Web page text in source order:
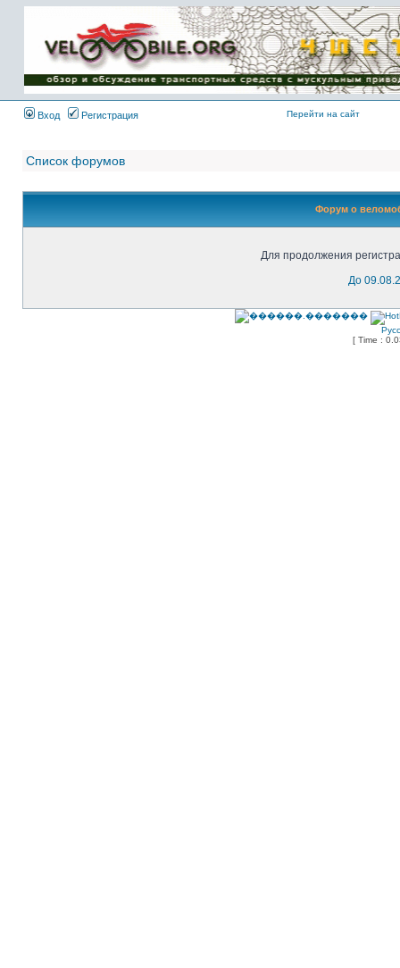
Имя пользователя:
Пароль:
{ LOG_ME_IN_SHORT
}
Вход
Регистрация Перейти на сайт
Список форумов
Форум о
Для продолжения
До
[ Time :